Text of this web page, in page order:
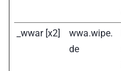
_wwar [x2]
wwa.wipe.
de